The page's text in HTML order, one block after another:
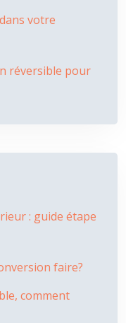
votre
réversible pour
: guide étape
faire?
comment